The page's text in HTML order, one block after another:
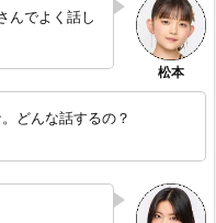
んでよく話し
どんな話するの？